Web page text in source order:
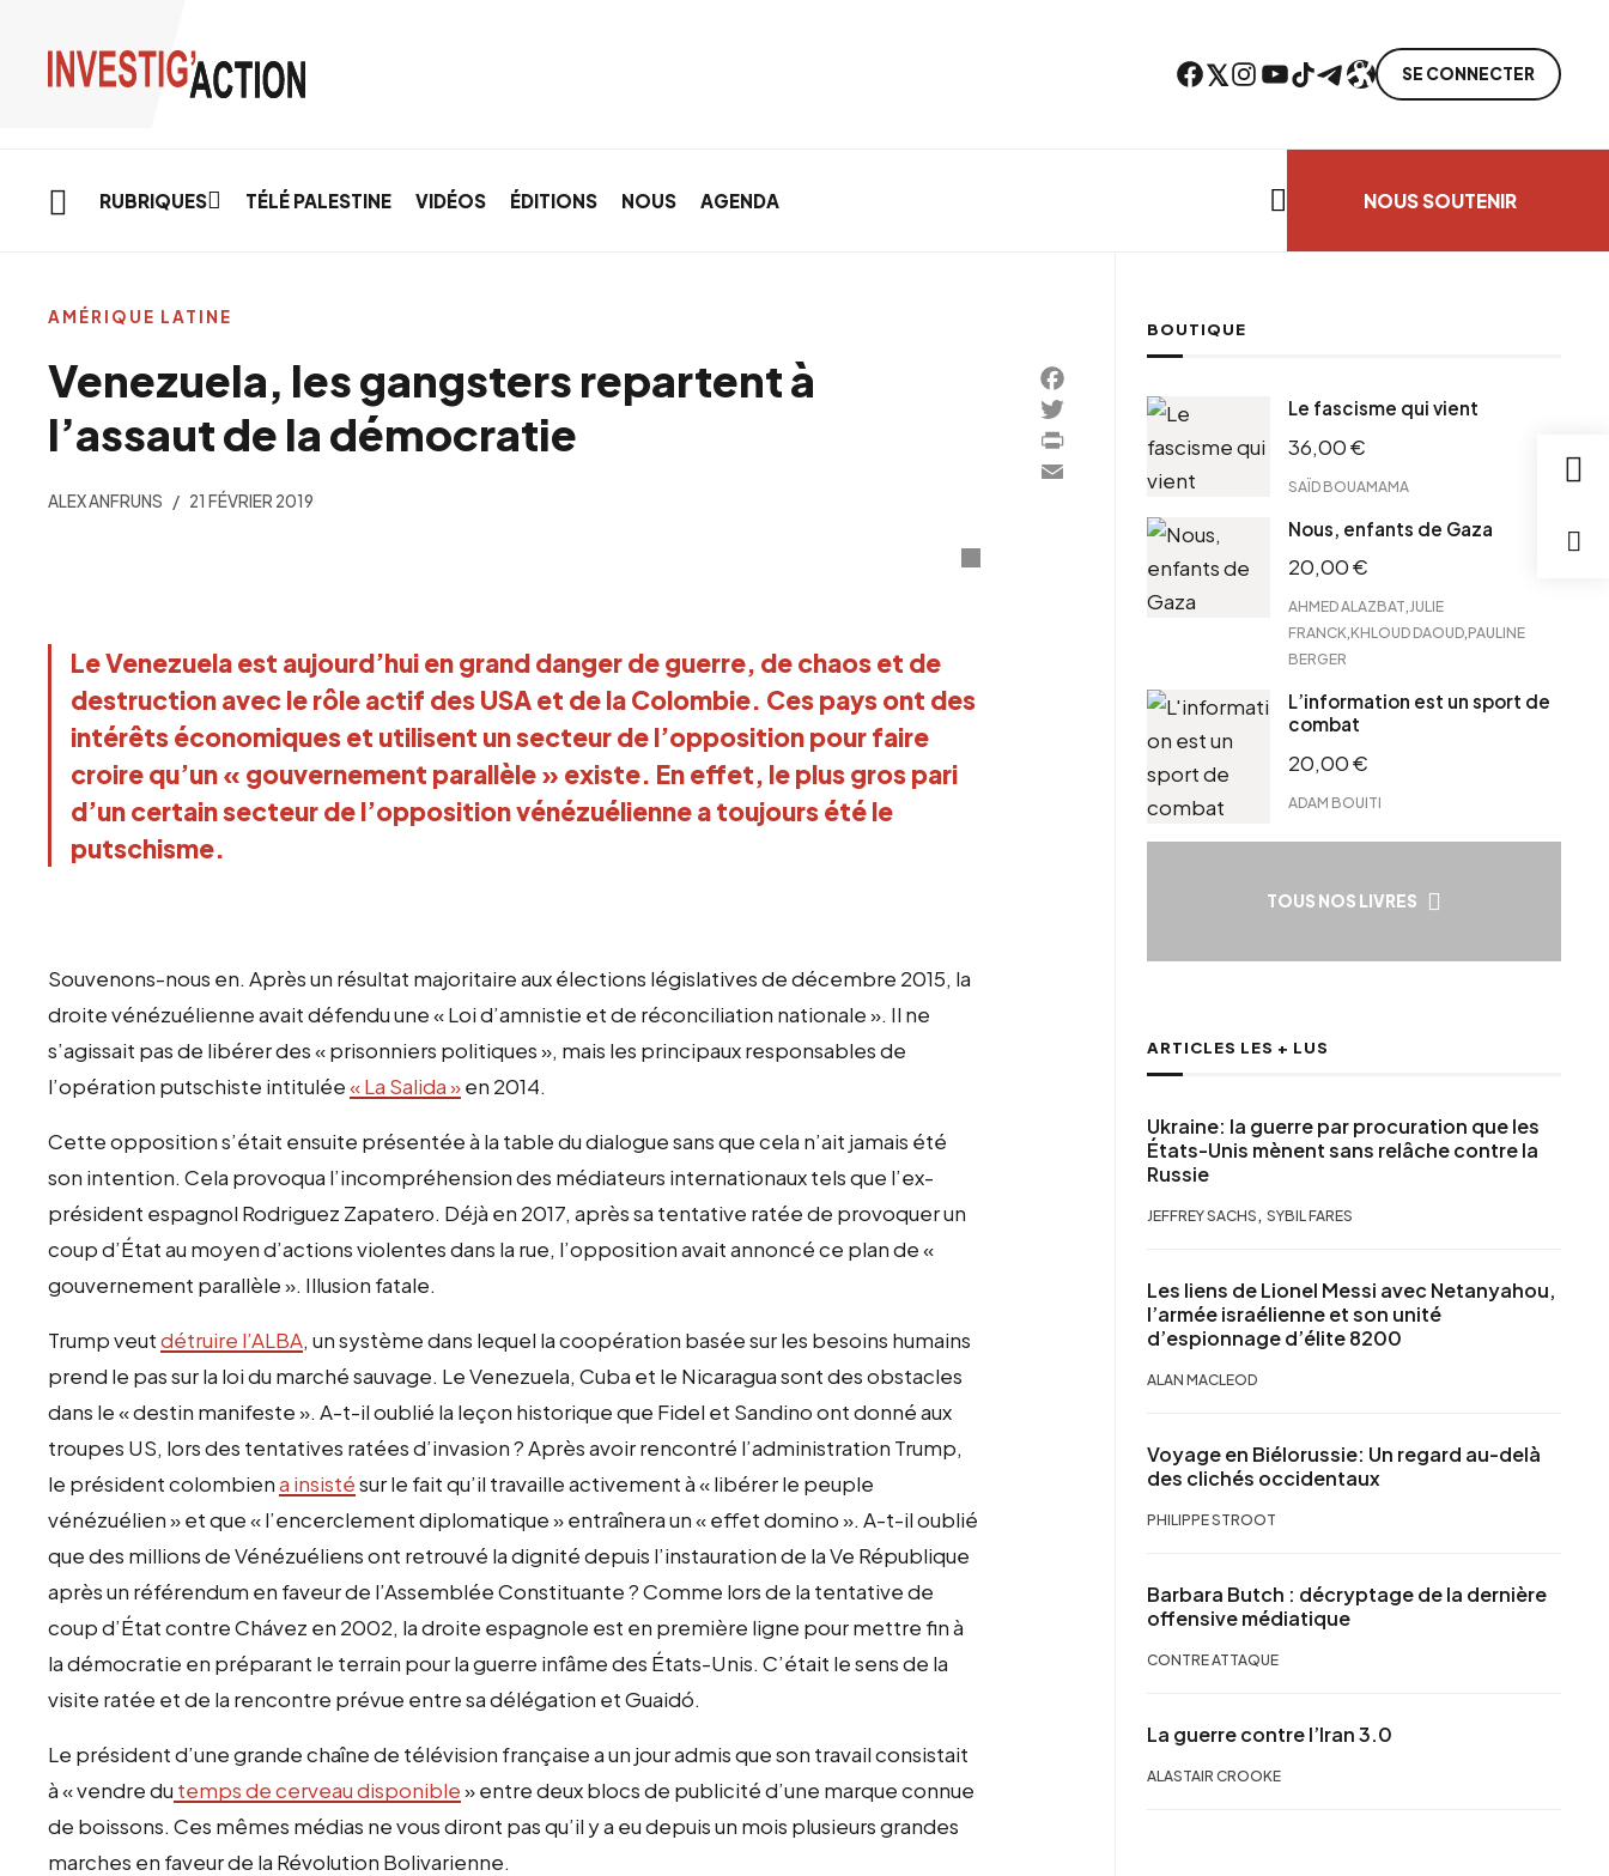
Facebook Twitter Instagram YouTube TikTok TelegramLien SE CONNECTER
RUBRIQUES TÉLÉ PALESTINE VIDÉOS ÉDITIONS NOUS AGENDA NOUS SOUTENIR
Venezuela, les gangsters repartent à
l’assaut de la démocratie
ALEX ANFRUNS 21 FÉVRIER 2019
Le Venezuela est aujourd’hui en grand danger de guerre, de chaos et de
destruction avec le rôle actif des USA et de la Colombie. Ces pays ont des
intérêts économiques et utilisent un secteur de l’opposition pour faire
croire qu’un« gouvernement parallèle» existe. En effet, le plus gros pari
d’un certain secteur de l’opposition vénézuélienne a toujours été le
putschisme.
Souvenons-nous en. Après un résultat majoritaire aux élections législatives de décembre 2015, la
droite vénézuélienne avait défendu une«Loi d’amnistie et de réconciliation nationale». Il ne
s’agissait pas de libérer des«prisonniers politiques», mais les principaux responsables de
l’opération putschiste intitulée«La Salida»en 2014.
Cette opposition s’était ensuite présentée à la table du dialogue sans que cela n’ait jamais été
son intention. Cela provoqua l’incompréhension des médiateurs internationaux tels que l’ex-
président espagnol Rodriguez Zapatero. Déjà en 2017, après sa tentative ratée de provoquer un
coup d’État au moyen d’actions violentes dans la rue, l’opposition avait annoncé ce plan de«
gouvernement parallèle». Illusion fatale.
Trump veutdétruire l’ALBA, un système dans lequel la coopération basée sur les besoins humains
prend le pas sur la loi du marché sauvage. Le Venezuela, Cuba et le Nicaragua sont des obstacles
dans le«destin manifeste».A-t-il oublié la leçon historique que Fidel et Sandino ont donné aux
troupes US, lors des tentatives ratées d’invasion ? Après avoir rencontré l’administration Trump,
le président colombiena insistésur le fait qu’il travaille activement à«libérer le peuple
vénézuélien»et que«l’encerclement diplomatique»entraînera un«effet domino». A-t-il oublié
que des millions de Vénézuéliens ont retrouvé la dignité depuis l’instauration de la Ve République
après un référendum en faveur de l’Assemblée Constituante ? Comme lors de la tentative de
coup d’État contre Chávez en 2002, la droite espagnole est en première ligne pour mettre fin à
la démocratie en préparant le terrain pour la guerre infâme des États-Unis. C’était le sens de la
visite ratée et de la rencontre prévue entre sa délégation et Guaidó.
Le président d’une grande chaîne de télévision française a un jour admis que son travail consistait
à«vendre du temps de cerveau disponible»entre deux blocs de publicité d’une marque connue
de boissons. Ces mêmes médias ne vous diront pas qu’il y a eu depuis un mois plusieurs grandes
marches en faveur de la Révolution Bolivarienne.
AMÉRIQUE LATINE
Facebook
Twitter
PrintFriendly
Email
BOUTIQUE
Le fascisme qui vient
36,00€
SAÏD BOUAMAMA
Nous, enfants de Gaza
20,00€
AHMED ALAZBAT JULIE
FRANCK KHLOUD DAOUD PAULINE
BERGER
L’information est un sport de
combat
20,00€
ADAM BOUITI
TOUS NOS LIVRES
ARTICLES LES + LUS
Ukraine: la guerre par procuration que les
États-Unis mènent sans relâche contre la
Russie
JEFFREY SACHS , SYBIL FARES
Les liens de Lionel Messi avec Netanyahou,
l’armée israélienne et son unité
d’espionnage d’élite 8200
ALAN MACLEOD
Voyage en Biélorussie: Un regard au-delà
des clichés occidentaux
PHILIPPE STROOT
Barbara Butch : décryptage de la dernière
offensive médiatique
CONTRE ATTAQUE
La guerre contre l’Iran 3.0
ALASTAIR CROOKE